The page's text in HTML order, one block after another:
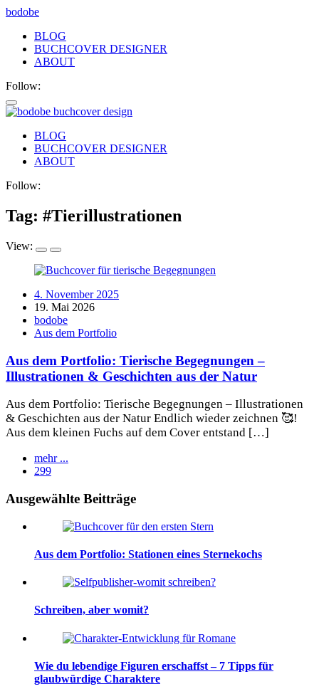
bodobe
BLOG
BUCHCOVER DESIGNER
ABOUT
Follow:
bodobe
Buchcover
BLOG
BUCHCOVER DESIGNER
ABOUT
Follow:
Tag: #Tierillustrationen
View:
4. November 2025
19. Mai 2026
bodobe
Aus dem Portfolio
Aus dem Portfolio: Tierische Begegnungen –
Illustrationen & Geschichten aus der Natur
Aus dem Portfolio: Tierische Begegnungen – Illustrationen
& Geschichten aus der Natur Endlich wieder zeichnen 🥰!
Aus dem kleinen Fuchs auf dem Cover entstand […]
mehr ...
299
Widgets
Ausgewählte Beitträge
Aus dem Portfolio: Stationen eines Sternekochs
Schreiben, aber womit?
Wie du lebendige Figuren erschaffst – 7 Tipps für
glaubwürdige Charaktere